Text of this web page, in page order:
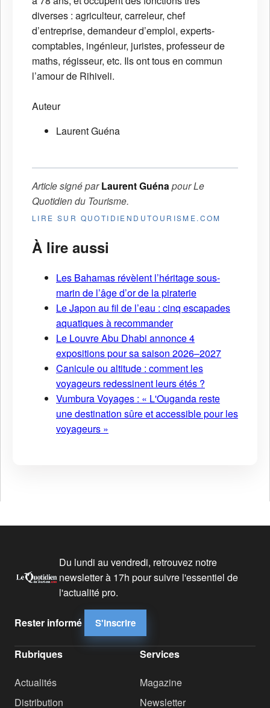
diverses : agriculteur, carreleur, chef
d’entreprise, demandeur d’emploi, experts-
comptables, ingénieur, juristes, professeur de
maths, régisseur, etc. Ils ont tous en commun
l’amour de Rihiveli.
Auteur
Laurent Guéna
Article signé parLaurent Guéna pourLe
Quotidien du Tourisme.
LIRE SUR QUOTIDIENDUTOURISME.COM
À lire aussi
Les Bahamas révèlent l’héritage sous-
marin de l’âge d’or de la piraterie
Le Japon au fil de l’eau : cinq escapades
aquatiques à recommander
Le Louvre Abu Dhabi annonce 4
expositions pour sa saison 2026–2027
Canicule ou altitude : comment les
voyageurs redessinent leurs étés ?
Vumbura Voyages : « L'Ouganda reste
une destination sûre et accessible pour les
voyageurs »
Du lundi au vendredi, retrouvez notre
newsletter à 17h pour suivre l'essentiel de
l'actualité pro.
Rester informé S'inscrire
Rubriques
Actualités
Distribution
Services
Magazine
Newsletter